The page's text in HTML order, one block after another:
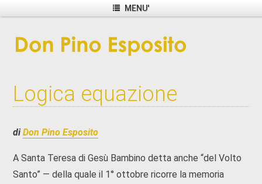
MENU'
Logica equazione
diDon Pino Esposito
A Santa Teresa di Gesù Bambino detta anche “del Volto
Santo” — della quale il 1° ottobre ricorre la memoria